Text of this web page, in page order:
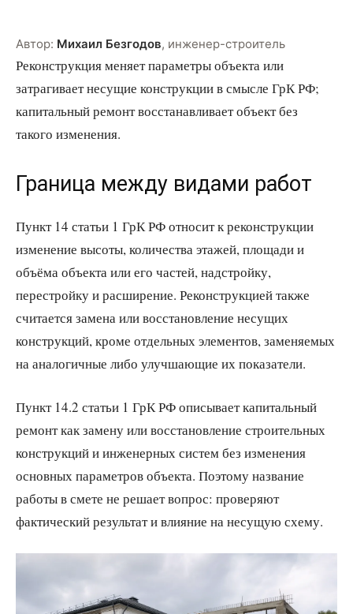
Автор: Михаил Безгодов, инженер-строитель
Реконструкция меняет параметры объекта или
затрагивает несущие конструкции в смысле ГрК РФ;
капитальный ремонт восстанавливает объект без
такого изменения.
Граница между видами работ
Пункт 14 статьи 1 ГрК РФ относит к реконструкции
изменение высоты, количества этажей, площади и
объёма объекта или его частей, надстройку,
перестройку и расширение. Реконструкцией также
считается замена или восстановление несущих
конструкций, кроме отдельных элементов, заменяемых
на аналогичные либо улучшающие их показатели.
Пункт 14.2 статьи 1 ГрК РФ описывает капитальный
ремонт как замену или восстановление строительных
конструкций и инженерных систем без изменения
основных параметров объекта. Поэтому название
работы в смете не решает вопрос: проверяют
фактический результат и влияние на несущую схему.